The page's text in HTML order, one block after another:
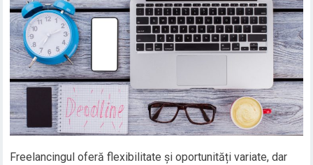
Freelancingul oferă flexibilitate și oportunități variate, dar